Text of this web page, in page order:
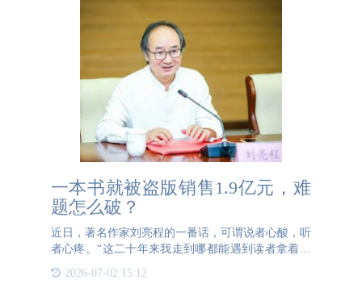
一本书就被盗版销售1.9亿元，难
题怎么破？
近日，著名作家刘亮程的一番话，可谓说者心酸，听
者心疼。“这二十年来我走到哪都能遇到读者拿着盗
也是读者拿钱买的，读者是无辜的。我无力靠个人能
2026-07-02 15:12